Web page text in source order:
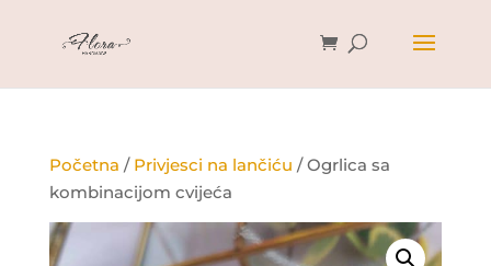
Početna / Privjesci na lančiću / Ogrlica sa
kombinacijom cvijeća